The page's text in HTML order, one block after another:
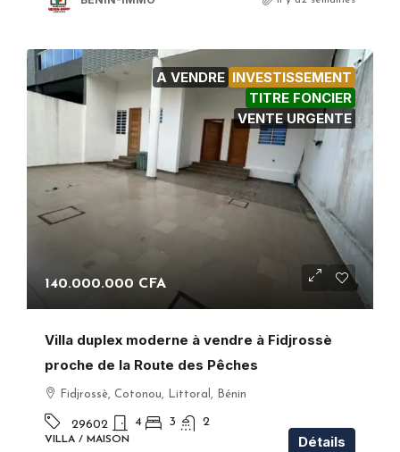
A VENDRE INVESTISSEMENT
TITRE FONCIER
VENTE URGENTE
140.000.000 CFA
Villa duplex moderne à vendre à Fidjrossè
proche de la Route des Pêches
Fidjrossè, Cotonou, Littoral, Bénin
29602 4 3 2
VILLA / MAISON Détails